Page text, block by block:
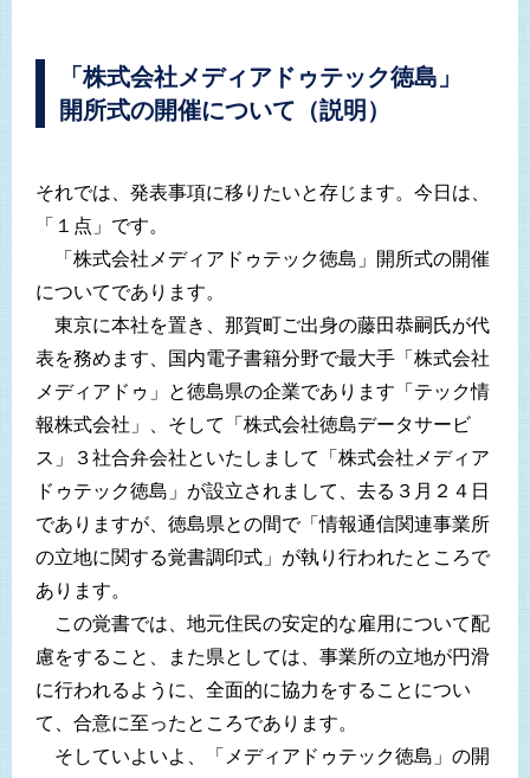
「株式会社メディアドゥテック徳島」
開所式の開催について（説明）
それでは、発表事項に移りたいと存じます。今日は、
「１点」です。
「株式会社メディアドゥテック徳島」開所式の開催
についてであります。
東京に本社を置き、那賀町ご出身の藤田恭嗣氏が代
表を務めます、国内電子書籍分野で最大手「株式会社
メディアドゥ」と徳島県の企業であります「テック情
報株式会社」、そして「株式会社徳島データサービ
ス」３社合弁会社といたしまして「株式会社メディア
ドゥテック徳島」が設立されまして、去る３月２４日
でありますが、徳島県との間で「情報通信関連事業所
の立地に関する覚書調印式」が執り行われたところで
あります。
この覚書では、地元住民の安定的な雇用について配
慮をすること、また県としては、事業所の立地が円滑
に行われるように、全面的に協力をすることについ
て、合意に至ったところであります。
そしていよいよ、「メディアドゥテック徳島」の開